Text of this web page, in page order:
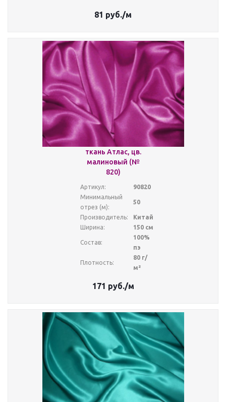
81 руб./м
ткань Атлас, цв.
малиновый (№
820)
Артикул:
90820
Минимальный
отрез (м):
50
Производитель:
Китай
Ширина:
150 см
Состав:
100%
пэ
Плотность:
80 г/
м²
171 руб./м